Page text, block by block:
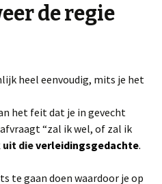
de regie
heel eenvoudig, mits je het
het feit dat je in gevecht
“zal ik wel, of zal ik
uit dieverleidingsgedachte.
te gaan doen waardoor je op